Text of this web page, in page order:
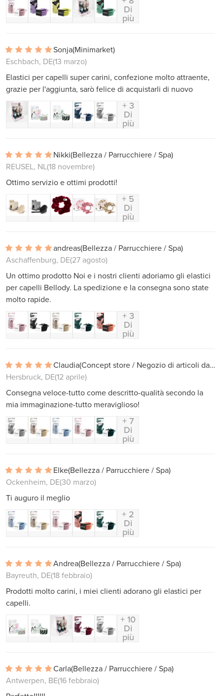
Di
più
Sonja(Minimarket)
Eschbach, DE(13 marzo)
Elastici per capelli super carini, confezione molto attraente,
grazie per l'aggiunta, sarò felice di acquistarli di nuovo
+ 3
Di
più
Nikki(Bellezza / Parrucchiere / Spa)
REUSEL, NL(18 novembre)
Ottimo servizio e ottimi prodotti!
+ 5
Di
più
andreas(Bellezza / Parrucchiere / Spa)
Aschaffenburg, DE(27 agosto)
Un ottimo prodotto Noi e i nostri clienti adoriamo gli elastici
per capelli Bellody. La spedizione e la consegna sono state
molto rapide.
+ 3
Di
più
Claudia
(Concept store / Negozio di articoli da regalo)
Hersbruck, DE(12 aprile)
Consegna veloce-tutto come descritto-qualità secondo la
mia immaginazione-tutto meraviglioso!
+ 7
Di
più
Elke(Bellezza / Parrucchiere / Spa)
Ockenheim, DE(30 marzo)
Ti auguro il meglio
+ 2
Di
più
Andrea(Bellezza / Parrucchiere / Spa)
Bayreuth, DE(18 febbraio)
Prodotti molto carini, i miei clienti adorano gli elastici per
capelli.
+ 10
Di
più
Carla(Bellezza / Parrucchiere / Spa)
Antwerpen, BE(16 febbraio)